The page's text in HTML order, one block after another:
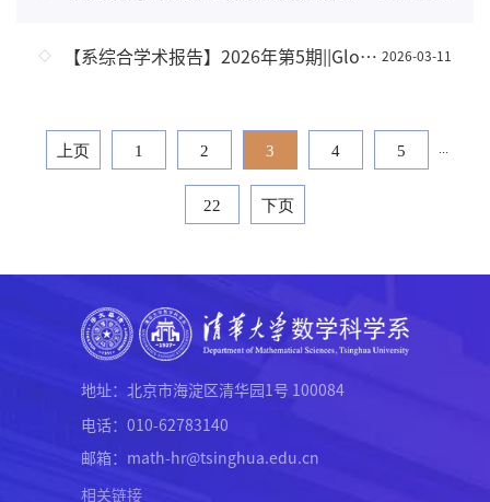
2026-03-11
【系综合学术报告】2026年第5期||Global classical solutions to the 3D compressible Navier-Stokes-Korteweg equations with arbitrarily large initial data
上页 1 2 3 4 5
22 下页
地址：北京市海淀区清华园1号 100084
电话：010-62783140
邮箱：math-hr@tsinghua.edu.cn
相关链接